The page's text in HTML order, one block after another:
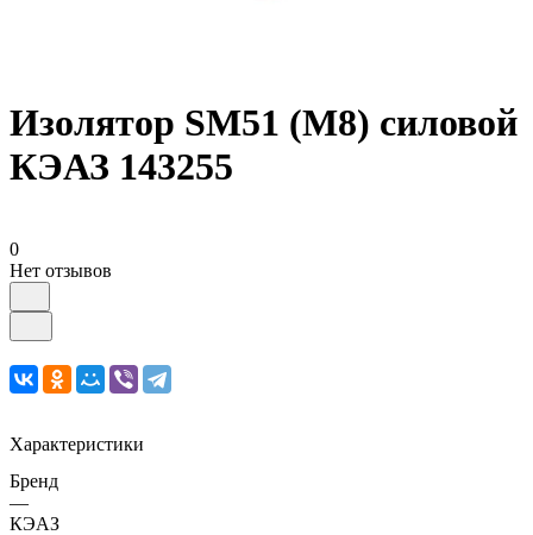
Изолятор SM51 (М8) силовой
КЭАЗ 143255
0
Нет отзывов
Характеристики
Бренд
—
КЭАЗ